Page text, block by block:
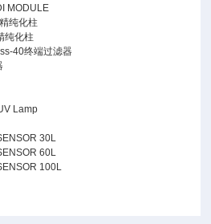
MODULE
纯化柱
纯化柱
40终端过滤器
Lamp
30L
60L
100L